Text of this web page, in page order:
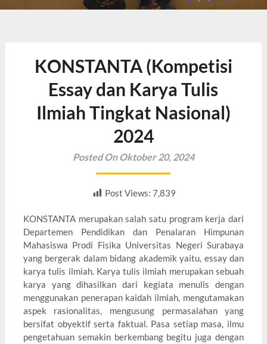
KONSTANTA (Kompetisi
Essay dan Karya Tulis
Ilmiah Tingkat Nasional)
2024
Posted On Oktober 20, 2024
Post Views: 7,839
KONSTANTA merupakan salah satu program kerja dari
Departemen Pendidikan dan Penalaran Himpunan
Mahasiswa Prodi Fisika Universitas Negeri Surabaya
yang bergerak dalam bidang akademik yaitu, essay dan
karya tulis ilmiah. Karya tulis ilmiah merupakan sebuah
karya yang dihasilkan dari kegiata menulis dengan
menggunakan penerapan kaidah ilmiah, mengutamakan
aspek rasionalitas, mengusung permasalahan yang
bersifat obyektif serta faktual. Pasa setiap masa, ilmu
pengetahuan semakin berkembang begitu juga dengan